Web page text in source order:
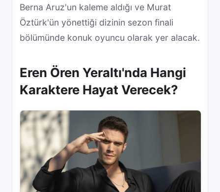
Berna Aruz'un kaleme aldığı ve Murat
Öztürk'ün yönettiği dizinin sezon finali
bölümünde konuk oyuncu olarak yer alacak.
Eren Ören Yeraltı'nda Hangi
Karaktere Hayat Verecek?